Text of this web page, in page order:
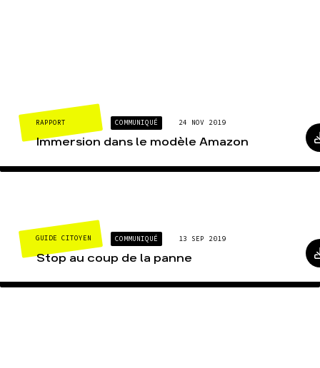
RAPPORT COMMUNIQUÉ 24 NOV 2019
Immersion dans le modèle Amazon
GUIDE CITOYEN COMMUNIQUÉ 13 SEP 2019
Stop au coup de la panne